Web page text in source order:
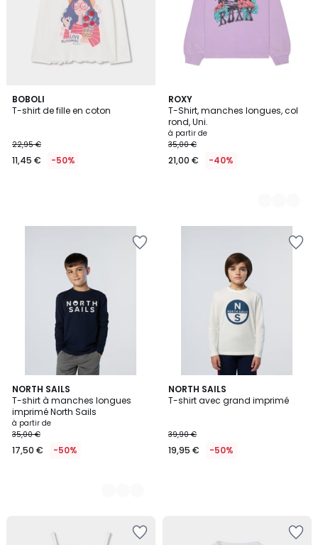
BOBOLI
T-shirt de fille en coton
22,95 €
11,45 € -50%
ROXY
T-Shirt, manches longues, col
rond, Uni.
à partir de
35,00 €
21,00 € -40%
3
Couleurs
NORTH SAILS
T-shirt à manches longues
imprimé North Sails
à partir de
35,00 €
17,50 € -50%
2
Couleurs
NORTH SAILS
T-shirt avec grand imprimé
39,90 €
19,95 € -50%